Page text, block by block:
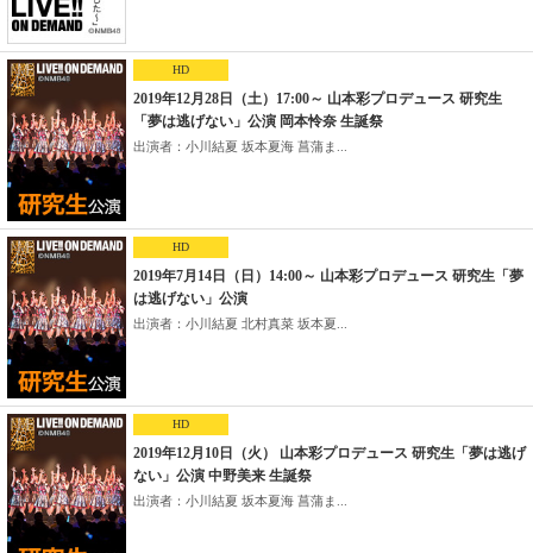
HD
2019年12月28日（土）17:00～ 山本彩プロデュース 研究生
「夢は逃げない」公演 岡本怜奈 生誕祭
出演者：小川結夏 坂本夏海 菖蒲ま...
HD
2019年7月14日（日）14:00～ 山本彩プロデュース 研究生「夢
は逃げない」公演
出演者：小川結夏 北村真菜 坂本夏...
HD
2019年12月10日（火） 山本彩プロデュース 研究生「夢は逃げ
ない」公演 中野美来 生誕祭
出演者：小川結夏 坂本夏海 菖蒲ま...